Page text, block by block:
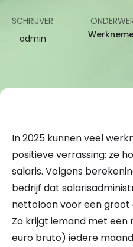
SCHRIJVER
admin
In 2025 kunnen veel
positieve verrassing: ze
salaris. Volgens
bedrijf dat
nettoloon voor een groot
Zo krijgt iemand met een
euro bruto) iedere